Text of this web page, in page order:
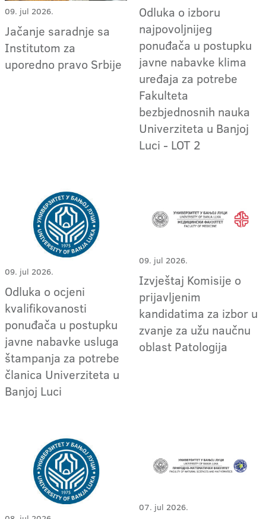
09. jul 2026.
Jačanje saradnje sa
Institutom za
uporedno pravo Srbije
Odluka o izboru
najpovoljnijeg
ponuđača u postupku
javne nabavke klima
uređaja za potrebe
Fakulteta
bezbjednosnih nauka
Univerziteta u Banjoj
Luci - LOT 2
09. jul 2026.
Odluka o ocjeni
kvalifikovanosti
ponuđača u postupku
javne nabavke usluga
štampanja za potrebe
članica Univerziteta u
Banjoj Luci
09. jul 2026.
Izvještaj Komisije o
prijavljenim
kandidatima za izbor u
zvanje za užu naučnu
oblast Patologija
07. jul 2026.